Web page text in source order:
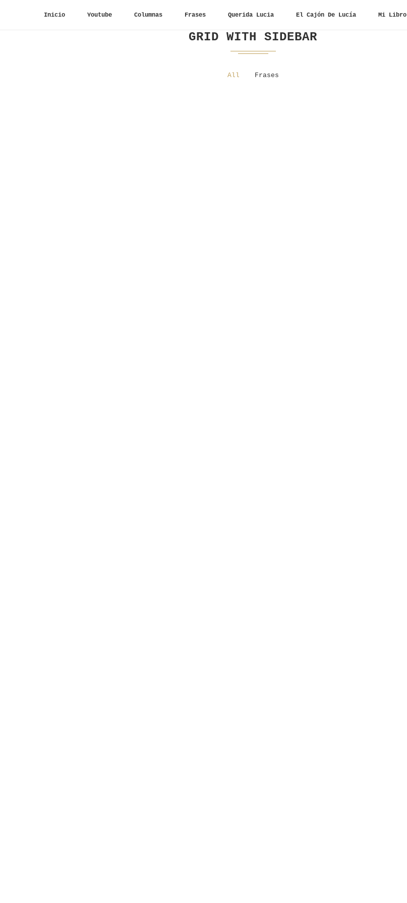
Inicio Youtube Columnas Frases Querida Lucia El Cajón De Lucía Mi Libro
GRID WITH SIDEBAR
All Frases